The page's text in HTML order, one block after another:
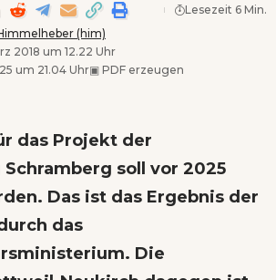
(him)
2018 um 12.22 Uhr
um 21.04 Uhr▣ PDF erzeugen
Lesezeit 6 Min.
das Projekt der
soll vor 2025
Das ist das Ergebnis der
das
Die